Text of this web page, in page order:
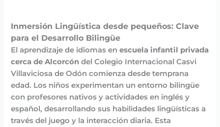
Inmersión Lingüística desde pequeños: Clave
para el Desarrollo Bilingüe
El aprendizaje de idiomas enescuela infantil privada
cerca de Alcorcón del Colegio Internacional Casvi
Villaviciosa de Odón comienza desde temprana
edad. Los niños experimentan un entorno bilingüe
con profesores nativos y actividades en inglés y
español, desarrollando sus habilidades lingüísticas a
través del juego y la interacción diaria. Esta